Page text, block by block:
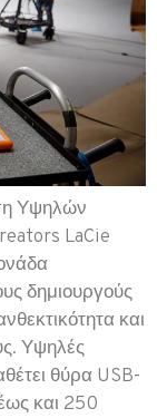
Υψηλών
LaCie
δημιουργούς
και
Υψηλές
θύρα USB-
και 250